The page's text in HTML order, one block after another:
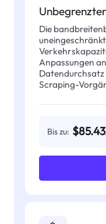
Die
Anpassungen
Scraping-
Bis zu: $85.43